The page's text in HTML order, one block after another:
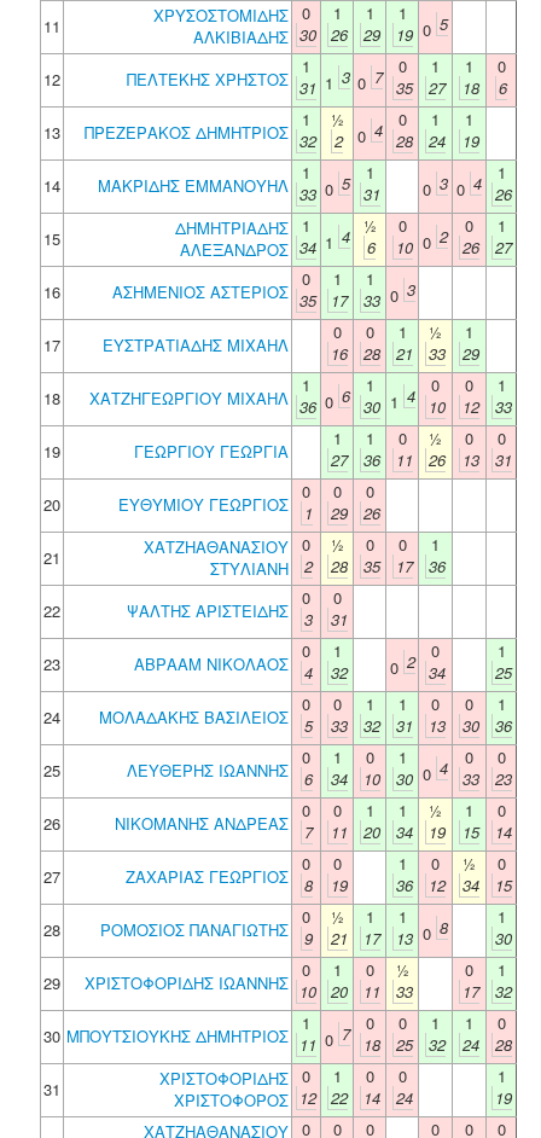
11
ΧΡΥΣΟΣΤΟΜΙΔΗΣ
ΑΛΚΙΒΙΑΔΗΣ
0
30
1
26
1
29
1
19 0 5
12 ΠΕΛΤΕΚΗΣ ΧΡΗΣΤΟΣ
1
31 1 3 0 7
0
35
1
27
1
18
0
6
13
ΠΡΕΖΕΡΑΚΟΣ ΔΗΜΗΤΡΙΟΣ
1
32
½
2
0 4
0
28
1
24
1
19
14
ΜΑΚΡΙΔΗΣ ΕΜΜΑΝΟΥΗΛ
1
33 0 5
1
31
0 3 0 4
1
26
15
ΔΗΜΗΤΡΙΑΔΗΣ
ΑΛΕΞΑΝΔΡΟΣ
1
34 1 4
½
6
0
10 0 2
0
26
1
27
16
ΑΣΗΜΕΝΙΟΣ ΑΣΤΕΡΙΟΣ
0
35
1
17
1
33 0 3
17 ΕΥΣΤΡΑΤΙΑΔΗΣ ΜΙΧΑΗΛ
0
16
0
28
1
21
½
33
1
29
18
ΧΑΤΖΗΓΕΩΡΓΙΟΥ ΜΙΧΑΗΛ
1
36 0 6
1
30 1 4
0
10
0
12
1
33
19
ΓΕΩΡΓΙΟΥ ΓΕΩΡΓΙΑ
1
27
1
36
0
11
½
26
0
13
0
31
20
ΕΥΘΥΜΙΟΥ ΓΕΩΡΓΙΟΣ
0
1
0
29
0
26
21
ΧΑΤΖΗΑΘΑΝΑΣΙΟΥ
ΣΤΥΛΙΑΝΗ
0
2
½
28
0
35
0
17
1
36
22
ΨΑΛΤΗΣ ΑΡΙΣΤΕΙΔΗΣ
0
3
0
31
23
ΑΒΡΑΑΜ ΝΙΚΟΛΑΟΣ
0
4
1
32
0 2
0
34
1
25
24
ΜΟΛΑΔΑΚΗΣ ΒΑΣΙΛΕΙΟΣ
0
5
0
33
1
32
1
31
0
13
0
30
1
36
25
ΛΕΥΘΕΡΗΣ ΙΩΑΝΝΗΣ
0
6
1
34
0
10
1
30 0 4
0
33
0
23
26
ΝΙΚΟΜΑΝΗΣ ΑΝΔΡΕΑΣ
0
7
0
11
1
20
1
34
½
19
1
15
0
14
27
ΖΑΧΑΡΙΑΣ ΓΕΩΡΓΙΟΣ
0
8
0
19
1
36
0
12
½
34
0
15
28
ΡΟΜΟΣΙΟΣ ΠΑΝΑΓΙΩΤΗΣ
0
9
½
21
1
17
1
13 0 8
1
30
29
ΧΡΙΣΤΟΦΟΡΙΔΗΣ ΙΩΑΝΝΗΣ
0
10
1
20
0
11
½
33
0
17
1
32
30 ΜΠΟΥΤΣΙΟΥΚΗΣ ΔΗΜΗΤΡΙΟΣ
1
11 0 7
0
18
0
25
1
32
1
24
0
28
31
ΧΡΙΣΤΟΦΟΡΙΔΗΣ
ΧΡΙΣΤΟΦΟΡΟΣ
0
12
1
22
0
14
0
24
1
19
ΧΑΤΖΗΑΘΑΝΑΣΙΟΥ 0 0 0 0 0 0